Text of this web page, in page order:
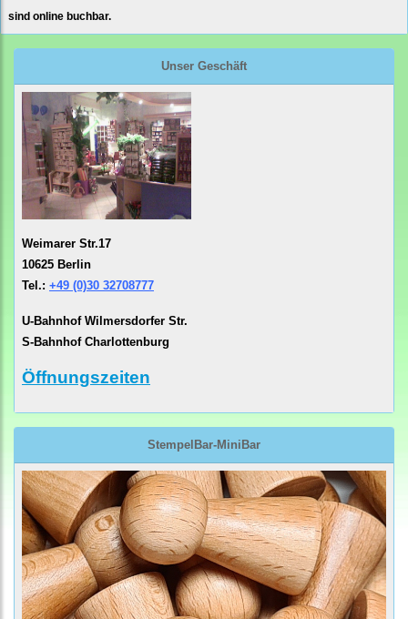
sind online buchbar.
Unser Geschäft
Weimarer Str.17
10625 Berlin
Tel.: +49 (0)30 32708777
U-Bahnhof Wilmersdorfer Str.
S-Bahnhof Charlottenburg
Öffnungszeiten
StempelBar-MiniBar